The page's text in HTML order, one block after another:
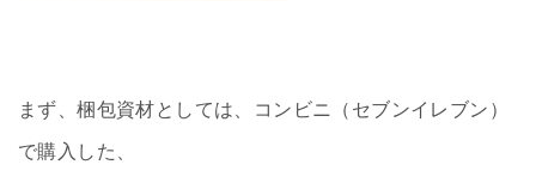
まず、梱包資材としては、コンビニ（セブンイレブン）
で購入した、